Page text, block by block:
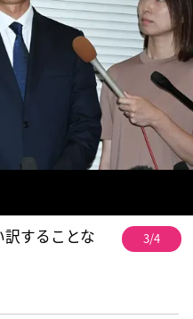
することな
3/4